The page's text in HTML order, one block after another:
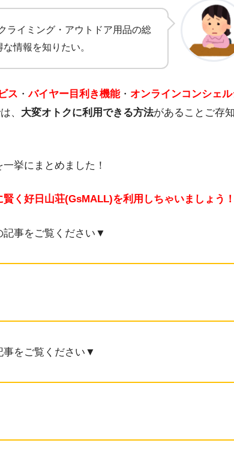
ライミング・アウトドア用品の総
な情報を知りたい。
ス ・バイヤー目利き機能・ オンラインコンシェ
、 大変オトクに利用できる方法があることご存
一挙にまとめました！
賢く好日山荘(GsMALL)を利用しちゃいましょう！
記事をご覧ください▼
事をご覧ください▼